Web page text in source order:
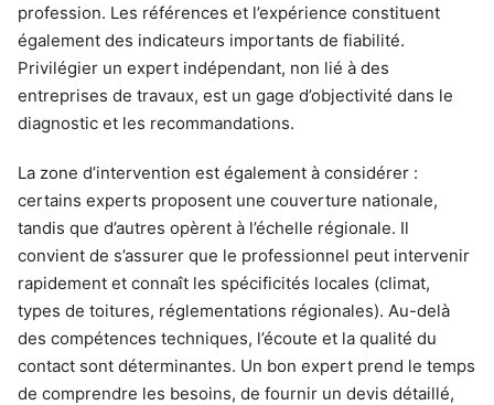
profession. Les références et l’expérience constituent
également des indicateurs importants de fiabilité.
Privilégier un expert indépendant, non lié à des
entreprises de travaux, est un gage d’objectivité dans le
diagnostic et les recommandations.
La zone d’intervention est également à considérer :
certains experts proposent une couverture nationale,
tandis que d’autres opèrent à l’échelle régionale. Il
convient de s’assurer que le professionnel peut intervenir
rapidement et connaît les spécificités locales (climat,
types de toitures, réglementations régionales). Au-delà
des compétences techniques, l’écoute et la qualité du
contact sont déterminantes. Un bon expert prend le temps
de comprendre les besoins, de fournir un devis détaillé,